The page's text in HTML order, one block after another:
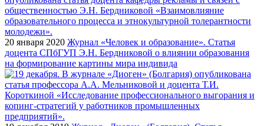
20 января 2020 Журнал «Человек и образование». Статья
доцента СПбГУП Э.Н. Бердниковой о влиянии образования
на формирование картины мира индивида